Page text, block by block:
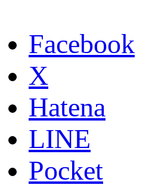
Facebook
X
Hatena
LINE
Pocket